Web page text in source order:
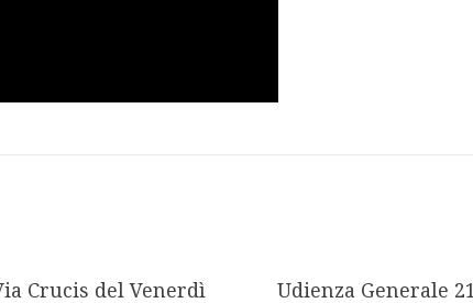
Crucis del Venerdì
Udienza Generale 21